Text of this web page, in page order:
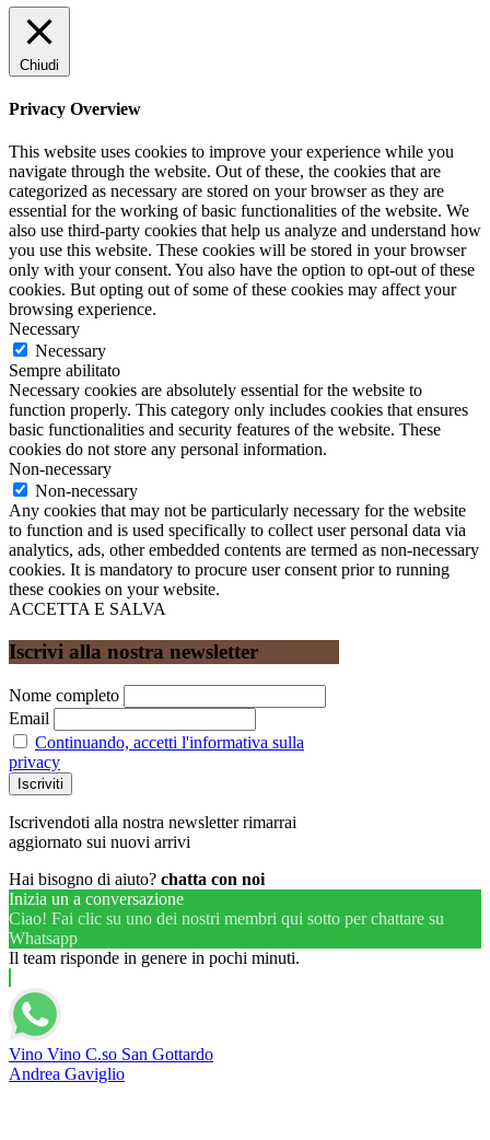
Chiudi
Privacy Overview
This website uses cookies to improve your experience while you
navigate through the website. Out of these, the cookies that are
categorized as necessary are stored on your browser as they are
essential for the working of basic functionalities of the website. We
also use third-party cookies that help us analyze and understand how
you use this website. These cookies will be stored in your browser
only with your consent. You also have the option to opt-out of these
cookies. But opting out of some of these cookies may affect your
browsing experience.
Necessary
Necessary
Sempre abilitato
Necessary cookies are absolutely essential for the website to
function properly. This category only includes cookies that ensures
basic functionalities and security features of the website. These
cookies do not store any personal information.
Non-necessary
Non-necessary
Any cookies that may not be particularly necessary for the website
to function and is used specifically to collect user personal data via
analytics, ads, other embedded contents are termed as non-necessary
cookies. It is mandatory to procure user consent prior to running
these cookies on your website.
ACCETTA E SALVA
Iscrivi alla nostra newsletter
Nome completo
Email
Continuando, accetti l'informativa sulla
privacy
Iscrivendoti alla nostra newsletter rimarrai
aggiornato sui nuovi arrivi
Hai bisogno di aiuto? chatta con noi
Inizia un a conversazione
Ciao! Fai clic su uno dei nostri membri qui sotto per chattare su
Whatsapp
Il team risponde in genere in pochi minuti.
Vino Vino C.so San Gottardo
Andrea Gaviglio